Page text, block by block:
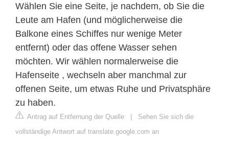
Wählen Sie eine Seite, je nachdem, ob Sie die
Leute am Hafen (und möglicherweise die
Balkone eines Schiffes nur wenige Meter
entfernt) oder das offene Wasser sehen
möchten. Wir wählen normalerweise die
Hafenseite , wechseln aber manchmal zur
offenen Seite, um etwas Ruhe und Privatsphäre
zu haben.
Antrag auf Entfernung der Quelle | Sehen Sie sich die
vollständige Antwort auf translate.google.com an